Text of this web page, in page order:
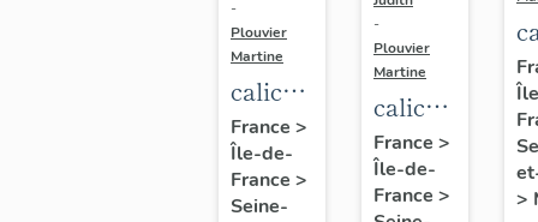
-
Plouvier
Martine
calice
et
patène
de
France >
Île-de-
France >
Seine-
-
Plouvier
Martine
calice
de
Pierre-
François
France >
Île-de-
France >
et
>